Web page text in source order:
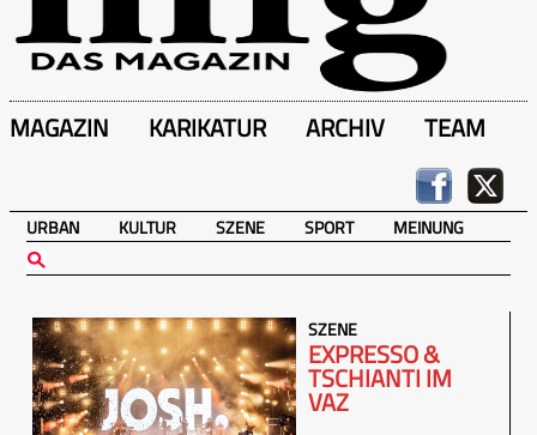
MAGAZIN KARIKATUR ARCHIV TEAM
URBAN KULTUR SZENE SPORT MEINUNG
SZENE
EXPRESSO &
TSCHIANTI IM
VAZ